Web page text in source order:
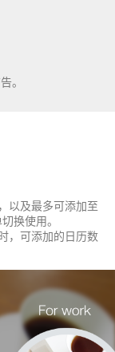
。
以及最多可添加至
换使用。
，可添加的日历数